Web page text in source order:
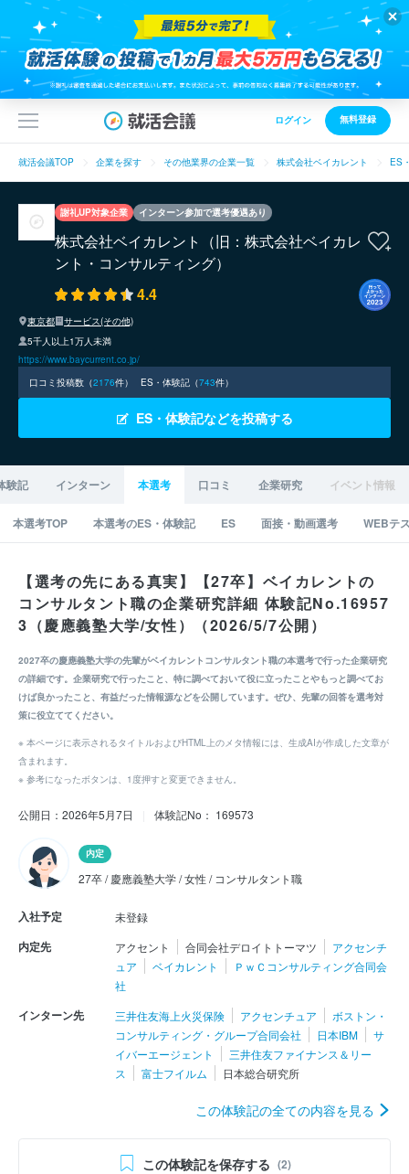
ログイン 無料登録
就活会議TOP 企業を探す その他業界の企業一覧 株式会社ベイカレント ES
謝礼UP対象企業 インターン参加で選考優遇あり
株式会社ベイカレント（旧：株式会社ベイカレ
ント・コンサルティング）
4.4
東京都
サービス(その他)
5千人以上1万人未満
https://www.baycurrent.co.jp/
口コミ投稿数（2176件） ES・体験記（743件）
ES・体験記などを投稿する
験記 インターン 本選考 口コミ 企業研究 イベント情報
本選考TOP 本選考のES・体験記 ES 面接・動画選考 WEBテ
【選考の先にある真実】【27卒】ベイカレントの
コンサルタント職の企業研究詳細 体験記No.16957
3（慶應義塾大学/女性）（2026/5/7公開）
2027卒の慶應義塾大学の先輩がベイカレントコンサルタント職の本選考で行った企業研究
の詳細です。企業研究で行ったこと、特に調べておいて役に立ったことやもっと調べてお
けば良かったこと、有益だった情報源などを公開しています。ぜひ、先輩の回答を選考対
策に役立ててください。
※ 本ページに表示されるタイトルおよびHTML上のメタ情報には、生成AIが作成した文章が
含まれます。
※ 参考になったボタンは、1度押すと変更できません。
公開日：2026年5月7日 体験記No： 169573
内定
27卒 / 慶應義塾大学 / 女性 / コンサルタント職
入社予定 未登録
内定先 アクセント 合同会社デロイトトーマツ
アクセンチ
ュア
ベイカレント
ＰｗＣコンサルティング合同会
社
インターン先 三井住友海上火災保険 アクセンチュア
ボストン・
コンサルティング・グループ合同会社
日本IBM
サ
イバーエージェント
三井住友ファイナンス＆リー
ス
富士フイルム 日本総合研究所
この体験記の全ての内容を見る
この体験記を保存する (2)